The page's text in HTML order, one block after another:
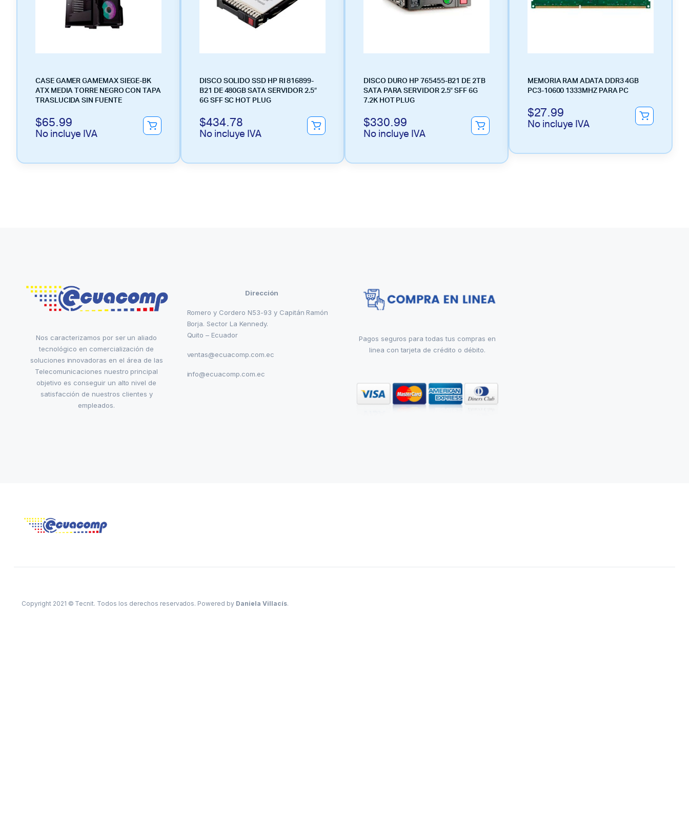
CASE GAMER GAMEMAX SIEGE-BK
ATX MEDIA TORRE NEGRO CON TAPA
TRASLUCIDA SIN FUENTE
$65.99
No incluye IVA
DISCO SOLIDO SSD HP RI 816899-
B21 DE 480GB SATA SERVIDOR 2.5″
6G SFF SC HOT PLUG
$434.78
No incluye IVA
DISCO DURO HP 765455-B21 DE 2TB
SATA PARA SERVIDOR 2.5″ SFF 6G
7.2K HOT PLUG
$330.99
No incluye IVA
MEMORIA RAM ADATA DDR3 4GB
PC3-10600 1333MHZ PARA PC
$27.99
No incluye IVA
Nos caracterizamos por ser un aliado
tecnológico en comercialización de
soluciones innovadoras en el área de las
Telecomunicaciones nuestro principal
objetivo es conseguir un alto nivel de
satisfacción de nuestros clientes y
empleados.
Dirección
Romero y Cordero N53-93 y Capitán Ramón
Borja. Sector La Kennedy.
Quito – Ecuador
ventas@ecuacomp.com.ec
info@ecuacomp.com.ec
Pagos seguros para todas tus compras en
linea con tarjeta de crédito o débito.
Copyright 2021 © Tecnit. Todos los derechos reservados. Powered by Daniela Villacís.